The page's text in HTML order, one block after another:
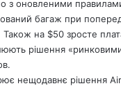
з оновленими
багаж при
на $50 зросте
рішення
нещодавнє рішення Air